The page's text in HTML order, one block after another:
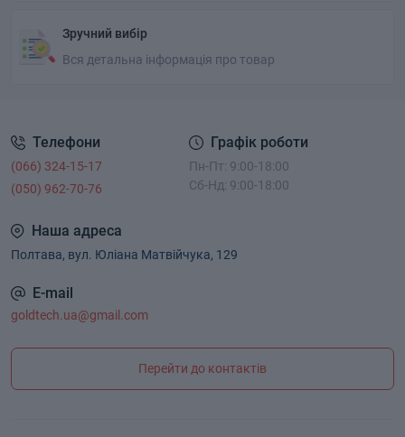
Зручний вибір
Вся детальна інформація про товар
Телефони
(066) 324-15-17
(050) 962-70-76
Графік роботи
Пн-Пт: 9:00-18:00
Сб-Нд: 9:00-18:00
Наша адреса
Полтава, вул. Юліана Матвійчука, 129
E-mail
goldtech.ua@gmail.com
Перейти до контактів